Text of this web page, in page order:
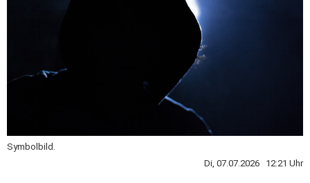
Symbolbild.
Di, 07.07.2026 12:21 Uhr